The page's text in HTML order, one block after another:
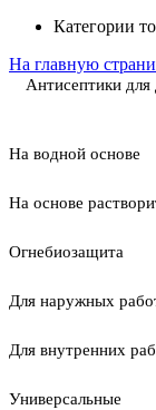
Категории
На главную
Антисептики для
На водной основе
На основе
Огнебиозащита
Для наружных
Для внутренних
Универсальные